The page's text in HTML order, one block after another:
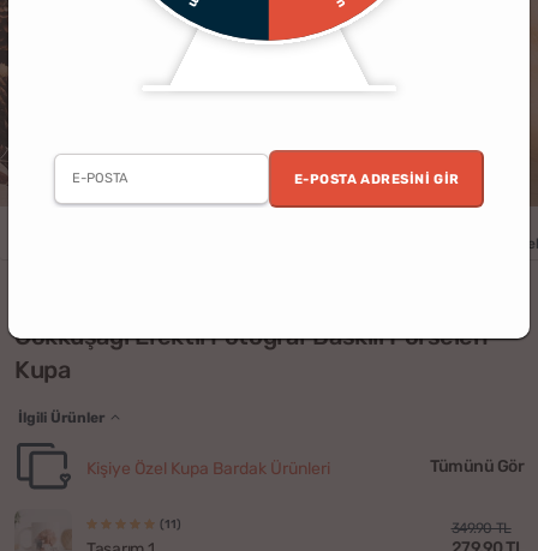
E-POSTA ADRESINI GIR
Kişiye Özel
Gökkuşağı Efektli Fotoğraf Baskılı Porselen
Kupa
İlgili Ürünler
Kişiye Özel Kupa Bardak Ürünleri Tümünü Gör
(11) 349.90 TL